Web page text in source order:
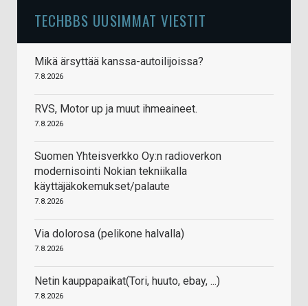
TECHBBS UUSIMMAT VIESTIT
Mikä ärsyttää kanssa-autoilijoissa?
7.8.2026
RVS, Motor up ja muut ihmeaineet.
7.8.2026
Suomen Yhteisverkko Oy:n radioverkon
modernisointi Nokian tekniikalla
käyttäjäkokemukset/palaute
7.8.2026
Via dolorosa (pelikone halvalla)
7.8.2026
Netin kauppapaikat(Tori, huuto, ebay, ...)
7.8.2026